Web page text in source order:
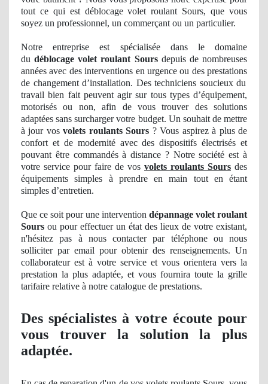
tout ce qui est déblocage volet roulant Sours, que vous
soyez un professionnel, un commerçant ou un particulier.
Notre entreprise est spécialisée dans le domaine
dudéblocage volet roulant Soursdepuis de nombreuses
années avec des interventions en urgence ou des prestations
de changement d’installation. Des techniciens soucieux du
travail bien fait peuvent agir sur tous types d’équipement,
motorisés ou non, afin de vous trouver des solutions
adaptées sans surcharger votre budget. Un souhait de mettre
à jour vosvolets roulants Sours ? Vous aspirez à plus de
confort et de modernité avec des dispositifs électrisés et
pouvant être commandés à distance ? Notre société est à
votre service pour faire de vos volets roulants Sours des
équipements simples à prendre en main tout en étant
simples d’entretien.
Que ce soit pour une intervention dépannage volet roulant
Sours ou pour effectuerun état des lieux de votre existant,
n'hésitez pas à nous contacterpar téléphone ou nous
solliciter par email pour obtenir des renseignements. Un
collaborateur est à votre service et vous orientera vers la
prestation la plus adaptée, et vous fournira toute la grille
tarifaire relative à notre catalogue de prestations.
Des spécialistes à votre écoute pour
vous trouver la solution la plus
adaptée.